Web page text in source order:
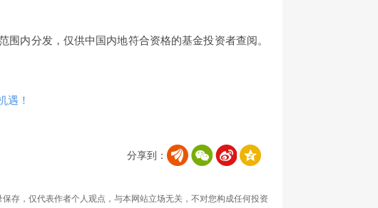
内分发，仅供中国内地符合资格的基金投资者查阅。
遇！
分享到：
存，仅代表作者个人观点，与本网站立场无关，不对您构成任何投资